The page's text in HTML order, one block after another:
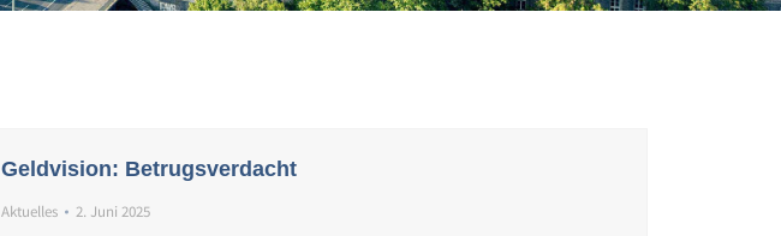
Geldvision: Betrugsverdacht
Aktuelles 2. Juni 2025